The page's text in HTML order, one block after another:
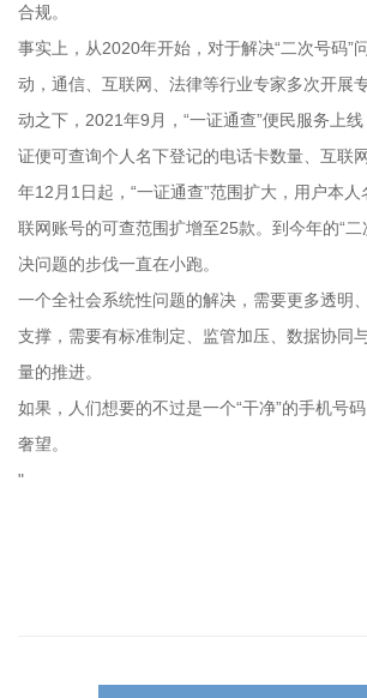
合规。
事实上，从2020年开始，对于解决“二次号码”
动，通信、互联网、法律等行业专家多次开展
动之下，2021年9月，“一证通查”便民服务上
证便可查询个人名下登记的电话卡数量、互联
年12月1日起，“一证通查”范围扩大，用户本
联网账号的可查范围扩增至25款。到今年的“
决问题的步伐一直在小跑。
一个全社会系统性问题的解决，需要更多透明
支撑，需要有标准制定、监管加压、数据协同
量的推进。
如果，人们想要的不过是一个“干净”的手机号
奢望。
"